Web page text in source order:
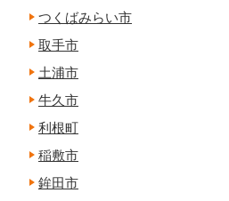
つくばみらい市
取手市
土浦市
牛久市
利根町
稲敷市
鉾田市